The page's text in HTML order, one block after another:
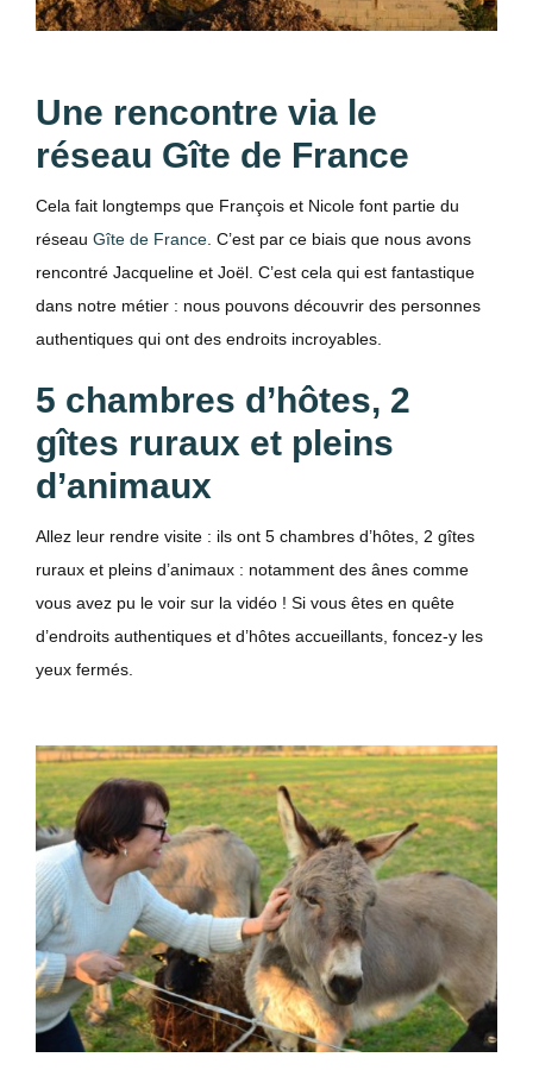
Une rencontre via le
réseau Gîte de France
Cela fait longtemps que François et Nicole font partie du
réseau Gîte de France . C’est par ce biais que nous avons
rencontré Jacqueline et Joël. C’est cela qui est fantastique
dans notre métier : nous pouvons découvrir des personnes
authentiques qui ont des endroits incroyables.
5 chambres d’hôtes, 2
gîtes ruraux et pleins
d’animaux
Allez leur rendre visite : ils ont 5 chambres d’hôtes, 2 gîtes
ruraux et pleins d’animaux : notamment des ânes comme
vous avez pu le voir sur la vidéo ! Si vous êtes en quête
d’endroits authentiques et d’hôtes accueillants, foncez-y les
yeux fermés.